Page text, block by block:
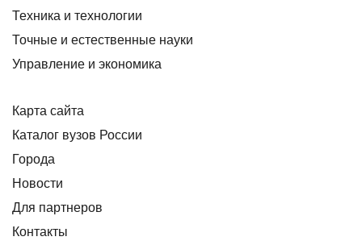
Техника и технологии
Точные и естественные науки
Управление и экономика
Карта сайта
Каталог вузов России
Города
Новости
Для партнеров
Контакты